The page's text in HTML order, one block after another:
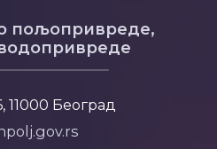
пољопривреде,
Београд